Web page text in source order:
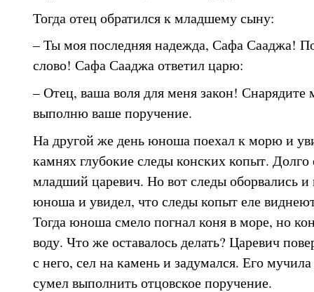
Тогда отец обратился к младшему сыну:
– Ты моя последняя надежда, Сафа Сааджа!
слово! Сафа Сааджа ответил царю:
– Отец, ваша воля для меня закон! Снарядите
выполню ваше поручение.
На другой же день юноша поехал к морю и
камнях глубокие следы конских копыт.
младший царевич. Но вот следы оборвались и
юноша и увидел, что следы копыт еле
Тогда юноша смело погнал коня в море, но
воду. Что же оставалось делать? Царевич
с него, сел на камень и задумался. Его
сумел выполнить отцовское поручение.